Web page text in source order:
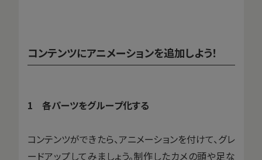
コンテンツにアニメーションを追加しよう！
1 各パーツをグループ化する
コンテンツができたら、アニメーションを付けて、グレ
ードアップしてみましょう。制作したカメの頭や足な